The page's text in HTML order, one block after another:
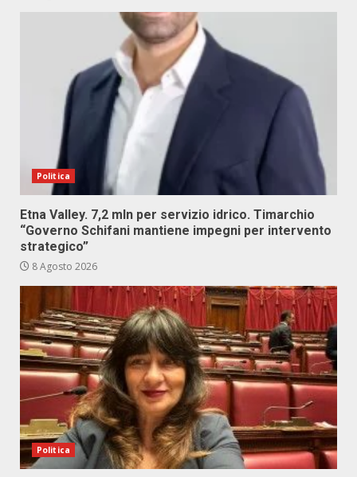
Politica
Etna Valley. 7,2 mln per servizio idrico. Timarchio
“Governo Schifani mantiene impegni per intervento
strategico”
8 Agosto 2026
Politica